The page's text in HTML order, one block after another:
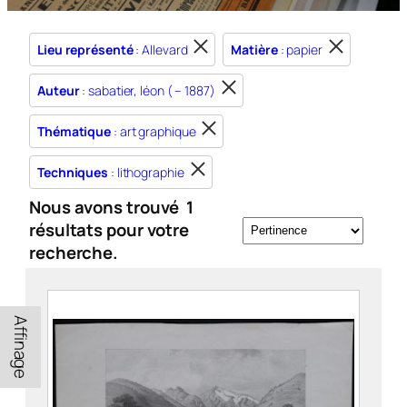
Lieu représenté: Allevard Matière: papier
Auteur: sabatier, léon ( – 1887)
Thématique : art graphique
Techniques : lithographie
Nous avons trouvé 1
résultats pour votre
recherche.
Affinage